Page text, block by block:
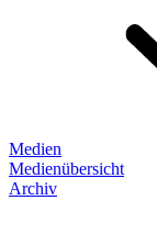
Medien
Medienübersicht
Archiv